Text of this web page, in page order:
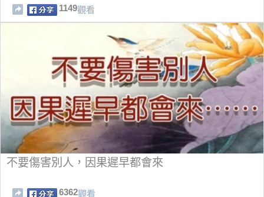
1149觀看
不要傷害別人，因果遲早都會來
6362觀看